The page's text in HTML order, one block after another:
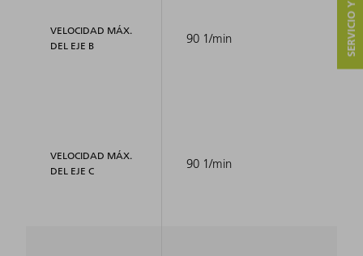
VELOCIDAD MÁX.
DEL EJE B
VELOCIDAD MÁX.
DEL EJE C
90 1/min
90 1/min